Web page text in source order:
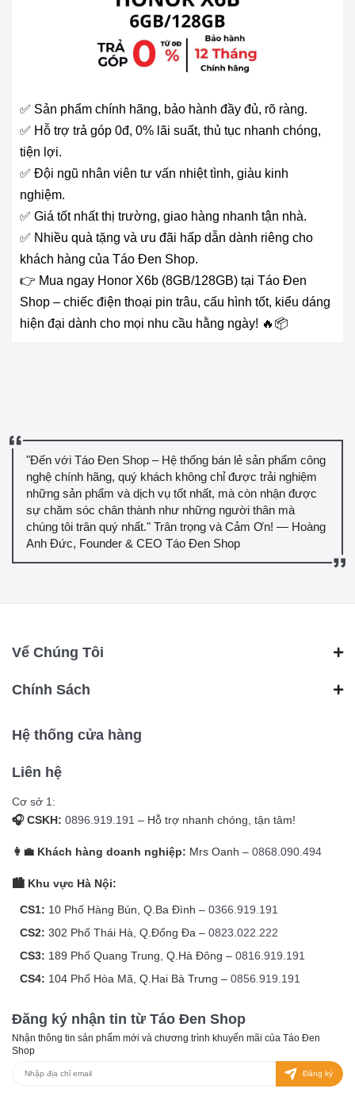
✅ Sản phẩm chính hãng, bảo hành đầy đủ, rõ ràng.
✅ Hỗ trợ trả góp 0đ, 0% lãi suất, thủ tục nhanh chóng,
tiện lợi.
✅ Đội ngũ nhân viên tư vấn nhiệt tình, giàu kinh
nghiệm.
✅ Giá tốt nhất thị trường, giao hàng nhanh tận nhà.
✅ Nhiều quà tặng và ưu đãi hấp dẫn dành riêng cho
khách hàng của Táo Đen Shop.
👉 Mua ngay Honor X6b (8GB/128GB) tại Táo Đen
Shop – chiếc điện thoại pin trâu, cấu hình tốt, kiểu dáng
hiện đại dành cho mọi nhu cầu hằng ngày! 🔥📦
"Đến với Táo Đen Shop – Hệ thống bán lẻ sản phẩm công
nghệ chính hãng, quý khách không chỉ được trải nghiệm
những sản phẩm và dịch vụ tốt nhất, mà còn nhận được
sự chăm sóc chân thành như những người thân mà
chúng tôi trân quý nhất." Trân trọng và Cảm Ơn! — Hoàng
Anh Đức, Founder & CEO Táo Đen Shop
Vể Chúng Tôi
Chính Sách
Hệ thống cửa hàng
Liên hệ
Cơ sở 1:
🎧 CSKH: 0896.919.191 – Hỗ trợ nhanh chóng, tận tâm!
👩‍💼 Khách hàng doanh nghiệp: Mrs Oanh – 0868.090.494
🏙️ Khu vực Hà Nội:
CS1: 10 Phố Hàng Bún, Q.Ba Đình – 0366.919.191
CS2: 302 Phố Thái Hà, Q.Đống Đa – 0823.022.222
CS3: 189 Phố Quang Trung, Q.Hà Đông – 0816.919.191
CS4: 104 Phố Hòa Mã, Q.Hai Bà Trưng – 0856.919.191
Đăng ký nhận tin từ Táo Đen Shop
Nhận thông tin sản phẩm mới và chương trình khuyến mãi của Táo Đen
Shop
Đăng ký